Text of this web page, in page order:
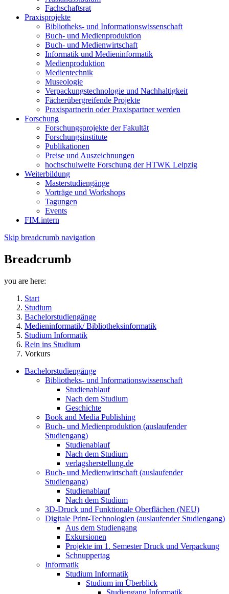
Fachschaftsrat
Praxisprojekte
Bibliotheks- und Informationswissenschaft
Buch- und Medienproduktion
Buch- und Medienwirtschaft
Informatik und Medieninformatik
Medienproduktion
Medientechnik
Museologie
Verpackungstechnologie und Nachhaltigkeit
Fächerübergreifende Projekte
Praxispartnerin oder Praxispartner werden
Forschung
Forschungsprojekte der Fakultät
Forschungsinstitute
Publikationen
Preise und Auszeichnungen
hochschulweite Forschung der HTWK Leipzig
Weiterbildung
Masterstudiengänge
Vorträge und Workshops
Tagungen
Events
FIM.intern
Skip breadcrumb navigation
Breadcrumb
you are here:
Start
Studium
Bachelorstudiengänge
Medieninformatik/ Bibliotheksinformatik
Studium Informatik
Rein ins Studium
Vorkurs
Bachelorstudiengänge
Bibliotheks- und Informationswissenschaft
Studienablauf
Nach dem Studium
Geschichte
Book and Media Publishing
Buch- und Medienproduktion (auslaufender
Studiengang)
Studienablauf
Nach dem Studium
verlagsherstellung.de
Buch- und Medienwirtschaft (auslaufender
Studiengang)
Studienablauf
Nach dem Studium
3D-Druck und Funktionale Oberflächen (NEU)
Digitale Print-Technologien (auslaufender Studiengang)
Aus dem Studiengang
Exkursionen
Projekte im 1. Semester Druck und Verpackung
Schnuppertag
Informatik
Studium Informatik
Studium im Überblick